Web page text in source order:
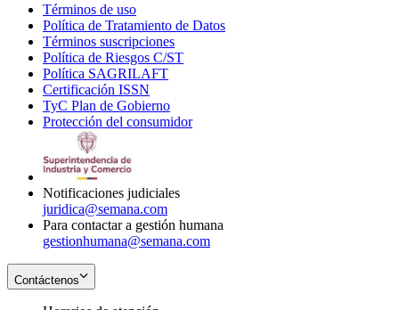
Términos de uso
in
new
window
Política de Tratamiento de Datos
Términos suscripciones
in
Política de Riesgos C/ST
Política SAGRILAFT
new
window
Certificación ISSN
in
new
TyC Plan de Gobierno
in
Protección del consumidorOpens
Notificaciones judiciales
juridica@semana.com
Para contactar a gestión humana
gestionhumana@semana.com
Contáctenos